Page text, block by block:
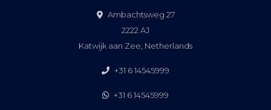
Ambachtsweg 27
2222 AJ
Katwijk aan Zee, Netherlands
+31 6 14545999
+31 6 14545999